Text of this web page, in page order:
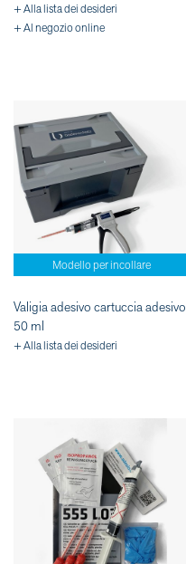
+ Alla lista dei desideri
+ Al negozio online
Modello per incollare
Valigia adesivo cartuccia adesivo
50 ml
+ Alla lista dei desideri